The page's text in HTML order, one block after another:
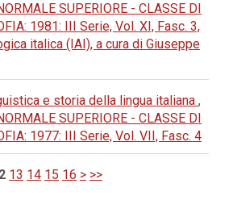
SUPERIORE - CLASSE DI
1981: III Serie, Vol. XI, Fasc. 3,
italica (IAI), a cura di Giuseppe
e storia della lingua italiana ,
SUPERIORE - CLASSE DI
1977: III Serie, Vol. VII, Fasc. 4
13 14 15 16 > >>